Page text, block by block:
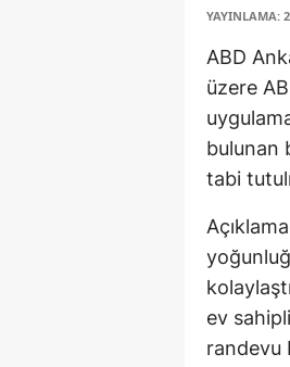
YAYINLAMA:
ABD
üzere
bulunan
tabi
ev
randevu